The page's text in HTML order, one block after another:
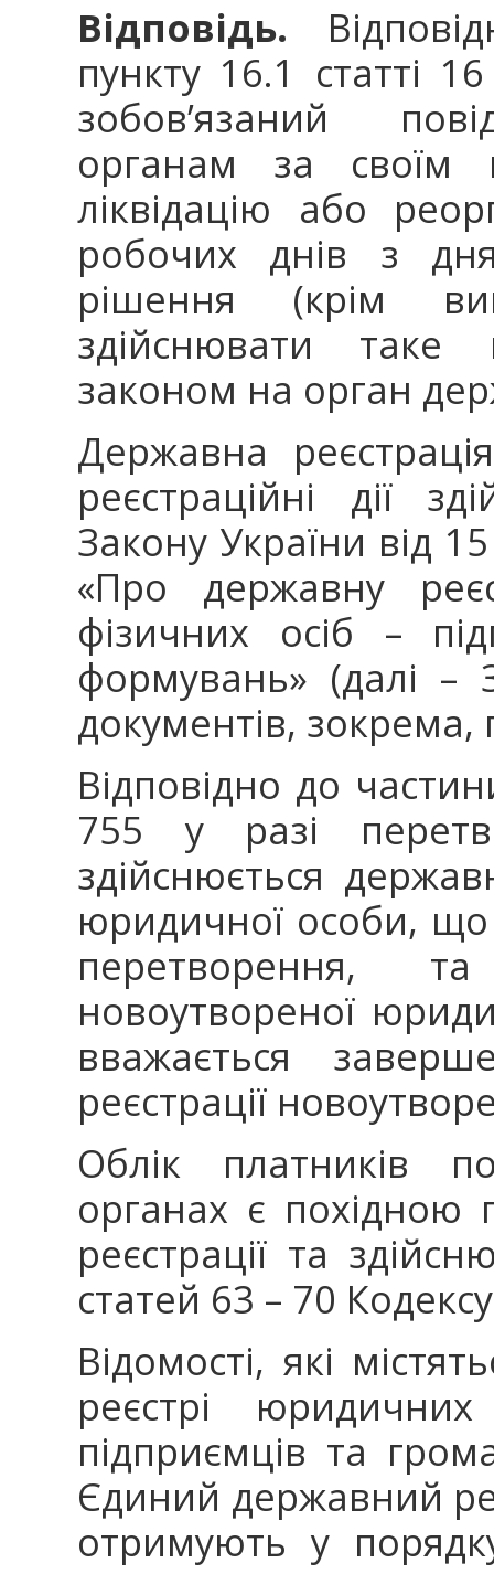
Відповідь.
пункту 16.1 статті
зобов’язаний
органам за своїм
ліквідацію або
робочих днів з
рішення (крім
здійснювати таке
законом на орган
Державна
реєстраційні дії
Закону України від
«Про державну
фізичних осіб –
формувань» (далі
документів,
Відповідно до
755 у разі
здійснюється
юридичної особи, що
перетворення,
новоутвореної
вважається
реєстрації
Облік платників
органах є похідною
реєстрації та
статей 63 – 70
Відомості, які
реєстрі
підприємців та
Єдиний державний
отримують у